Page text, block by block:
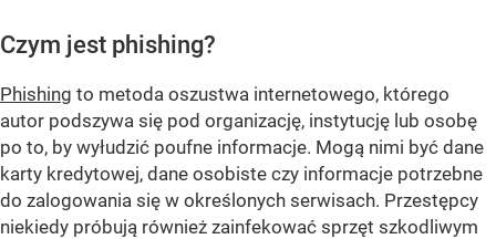
Czym jest phishing?
Phishing to metoda oszustwa internetowego, którego
autor podszywa się pod organizację, instytucję lub osobę
po to, by wyłudzić poufne informacje. Mogą nimi być dane
karty kredytowej, dane osobiste czy informacje potrzebne
do zalogowania się w określonych serwisach. Przestępcy
niekiedy próbują również zainfekować sprzęt szkodliwym